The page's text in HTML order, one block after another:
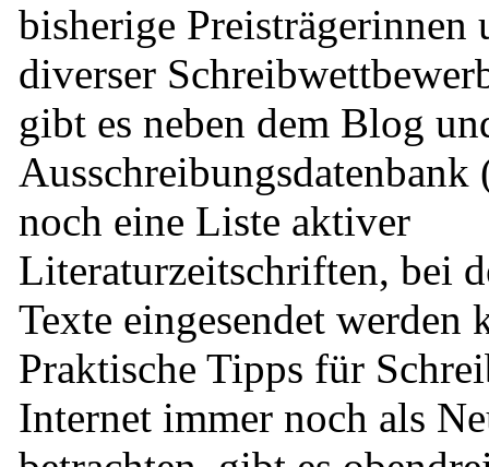
bisherige Preisträgerinnen
diverser
gibt es neben dem Blog
noch eine Liste aktiver
Literaturzeitschriften, bei
Texte eingesendet werden
Praktische Tipps für
Internet immer noch als